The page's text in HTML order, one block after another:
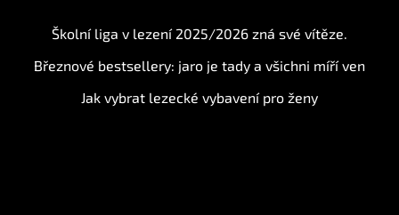
Školní liga v lezení 2025/2026 zná své vítěze.
Březnové bestsellery: jaro je tady a všichni míří ven
Jak vybrat lezecké vybavení pro ženy